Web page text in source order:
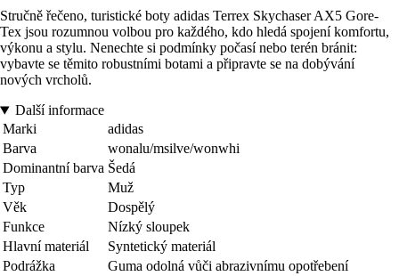
Stručně řečeno, turistické boty adidas Terrex Skychaser AX5 Gore-
Tex jsou rozumnou volbou pro každého, kdo hledá spojení komfortu,
výkonu a stylu. Nenechte si podmínky počasí nebo terén bránit:
vybavte se těmito robustními botami a připravte se na dobývání
nových vrcholů.
Další informace
Marki
adidas
Barva
wonalu/msilve/wonwhi
Dominantní barva Šedá
Typ
Muž
Věk
Dospělý
Funkce
Nízký sloupek
Hlavní materiál
Syntetický materiál
Podrážka
Guma odolná vůči abrazivnímu opotřebení